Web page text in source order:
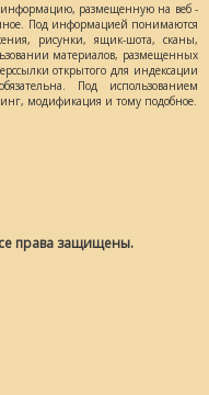
информацию, размещенную на веб -
иное. Под информацией понимаются
рисунки, ящик-шота, сканы,
материалов, размещенных
открытого для индексации
Под использованием
модификация и тому подобное.
права защищены.